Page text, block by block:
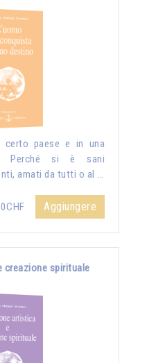
certo paese e in una
Perché si è sani
amati da tutti o al …
Aggiungere
creazione spirituale